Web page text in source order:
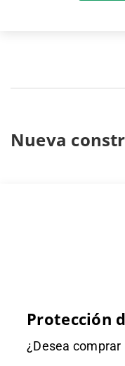
Nueva
Protección
¿Desea comprar